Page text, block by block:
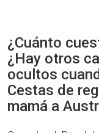
¿Cuánto
¿Hay otros
ocultos
Cestas de
mamá a